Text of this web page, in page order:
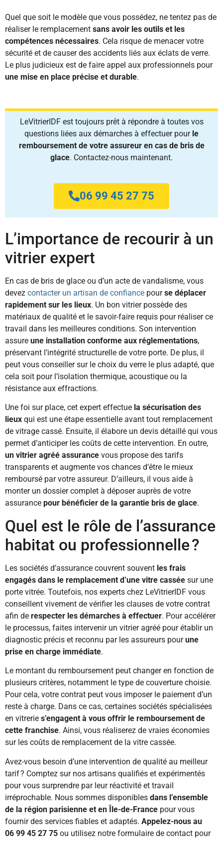
Quel que soit le modèle que vous possédez, ne tentez pas de
réaliser le remplacement sans avoir les outils et les
compétences nécessaires. Cela risque de menacer votre
sécurité et de causer des accidents liés aux éclats de verre.
Le plus judicieux est de faire appel aux professionnels pour
une mise en place précise et durable.
LeVitrierIDF est toujours prêt à répondre à toutes vos
questions liées aux démarches à effectuer pour le
remboursement de votre assureur en cas de bris de
glace. Contactez-nous maintenant.
06 99 45 27 75
L’importance de recourir à un
vitrier expert
En cas de bris de glace ou d’un acte de vandalisme, vous
devez contacter un artisan de confiance pourse déplacer
rapidement sur les lieux. Un bon vitrier possède des
matériaux de qualité et le savoir-faire requis pour réaliser ce
travail dans les meilleures conditions. Son intervention
assure une installation conforme aux réglementations,
préservant l’intégrité structurelle de votre porte. De plus, il
peut vous conseiller sur le choix du verre le plus adapté, que
cela soit pour l’isolation thermique, acoustique ou la
résistance aux effractions.
Une foi sur place, cet expert effectue la sécurisation des
lieux qui est une étape essentielle avant tout remplacement
de vitrage cassé. Ensuite, il élabore un devis détaillé qui vous
permet d’anticiper les coûts de cette intervention. En outre,
un vitrier agréé assurance vous propose des tarifs
transparents et augmente vos chances d’être le mieux
remboursé par votre assureur. D’ailleurs, il vous aide à
monter un dossier complet à déposer auprès de votre
assurance pour bénéficier de la garantie bris de glace.
Quel est le rôle de l’assurance
habitat ou professionnelle ?
Les sociétés d’assurance couvrent souvent les frais
engagés dans le remplacement d’une vitre cassée sur une
porte vitrée. Toutefois, nos experts chez LeVitrierIDF vous
conseillent vivement de vérifier les clauses de votre contrat
afin de respecter les démarches à effectuer. Pour accélérer
le processus, faites intervenir un vitrier agréé pour établir un
diagnostic précis et reconnu par les assureurs pourune
prise en charge immédiate.
Le montant du remboursement peut changer en fonction de
plusieurs critères, notamment le type de couverture choisie.
Pour cela, votre contrat peut vous imposer le paiement d’un
reste à charge. Dans ce cas, certaines sociétés spécialisées
en vitrerie s’engagent à vous offrir le remboursement de
cette franchise. Ainsi, vous réaliserez de vraies économies
sur les coûts de remplacement de la vitre cassée.
Avez-vous besoin d’une intervention de qualité au meilleur
tarif ? Comptez sur nos artisans qualifiés et expérimentés
pour vous surprendre par leur réactivité et travail
irréprochable. Nous sommes disponibles dans l’ensemble
de la région parisienne et en Île-de-France pour vous
fournir des services fiables et adaptés. Appelez-nous au
06 99 45 27 75 ou utilisez notre formulaire de contact pour